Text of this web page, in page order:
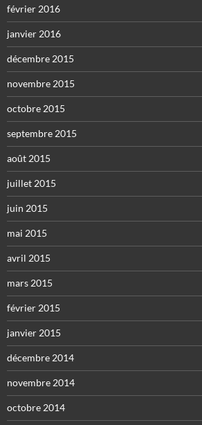
février 2016
janvier 2016
décembre 2015
novembre 2015
octobre 2015
septembre 2015
août 2015
juillet 2015
juin 2015
mai 2015
avril 2015
mars 2015
février 2015
janvier 2015
décembre 2014
novembre 2014
octobre 2014